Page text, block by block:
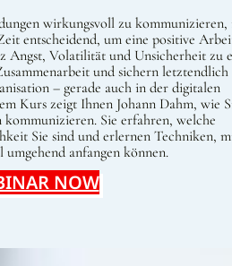
wirkungsvoll zu kommunizieren,
entscheidend, um eine positive
Angst, Volatilität und Unsicherheit zu
und sichern
– gerade auch in der digitalen
Kurs zeigt Ihnen Johann Dahm, wie
kommunizieren. Sie erfahren, welche
Sie sind und erlernen Techniken,
anfangen können.
NOW